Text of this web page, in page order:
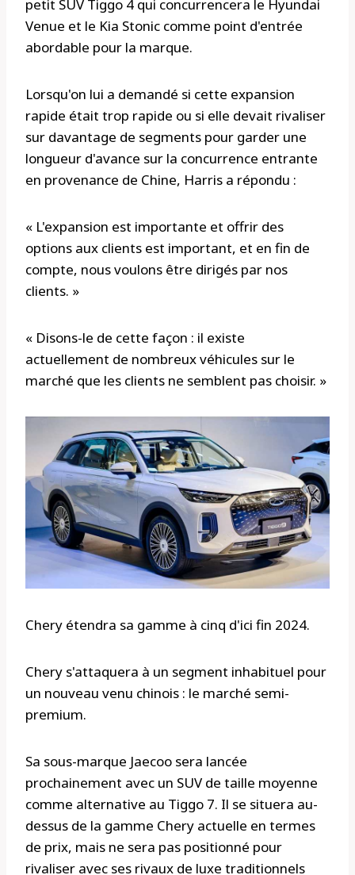
petit SUV Tiggo 4 qui concurrencera le Hyundai
Venue et le Kia Stonic comme point d'entrée
abordable pour la marque.
Lorsqu'on lui a demandé si cette expansion
rapide était trop rapide ou si elle devait rivaliser
sur davantage de segments pour garder une
longueur d'avance sur la concurrence entrante
en provenance de Chine, Harris a répondu :
« L'expansion est importante et offrir des
options aux clients est important, et en fin de
compte, nous voulons être dirigés par nos
clients. »
« Disons-le de cette façon : il existe
actuellement de nombreux véhicules sur le
marché que les clients ne semblent pas choisir. »
Chery étendra sa gamme à cinq d'ici fin 2024.
Chery s'attaquera à un segment inhabituel pour
un nouveau venu chinois : le marché semi-
premium.
Sa sous-marque Jaecoo sera lancée
prochainement avec un SUV de taille moyenne
comme alternative au Tiggo 7. Il se situera au-
dessus de la gamme Chery actuelle en termes
de prix, mais ne sera pas positionné pour
rivaliser avec ses rivaux de luxe traditionnels